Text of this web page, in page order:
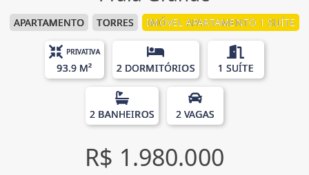
APARTAMENTO TORRES IMÓVEL APARTAMENTO 1 SUÍTE
PRIVATIVA
93.9 M² 2 DORMITÓRIOS 1 SUÍTE
2 BANHEIROS 2 VAGAS
R$ 1.980.000